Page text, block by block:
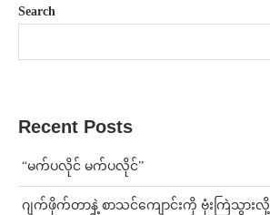
Search
Recent Posts
⁨ ⁨“မက်ပလိုင် မက်ပလိုင်”
ဂျက်ဖိုက်တာနဲ့ စာသင်ကျောင်းကို ဗုံးကြဲသွားလို့